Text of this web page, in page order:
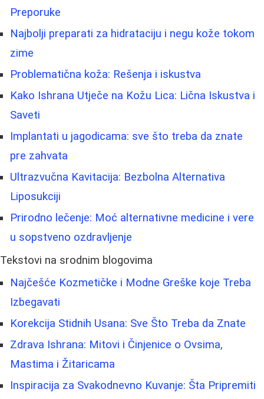
Preporuke
Najbolji preparati za hidrataciju i negu kože tokom
zime
Problematična koža: Rešenja i iskustva
Kako Ishrana Utječe na Kožu Lica: Lična Iskustva i
Saveti
Implantati u jagodicama: sve što treba da znate
pre zahvata
Ultrazvučna Kavitacija: Bezbolna Alternativa
Liposukciji
Prirodno lečenje: Moć alternativne medicine i vere
u sopstveno ozdravljenje
Tekstovi na srodnim blogovima
Najčešće Kozmetičke i Modne Greške koje Treba
Izbegavati
Korekcija Stidnih Usana: Sve Što Treba da Znate
Zdrava Ishrana: Mitovi i Činjenice o Ovsima,
Mastima i Žitaricama
Inspiracija za Svakodnevno Kuvanje: Šta Pripremiti